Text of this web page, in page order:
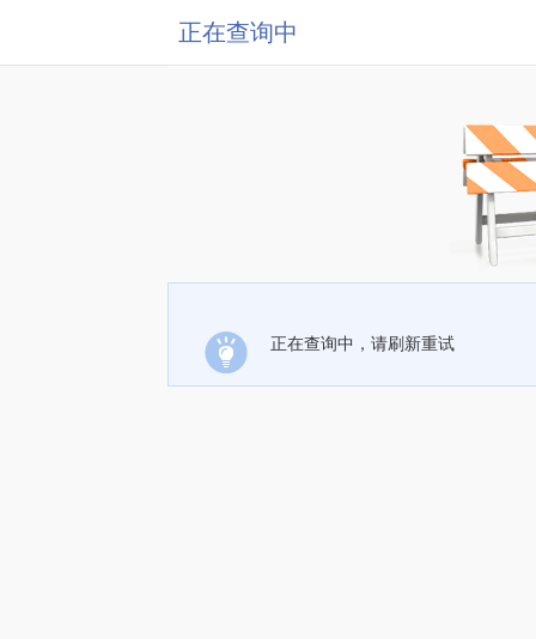
正在查询中
正在查询中，请刷新重试